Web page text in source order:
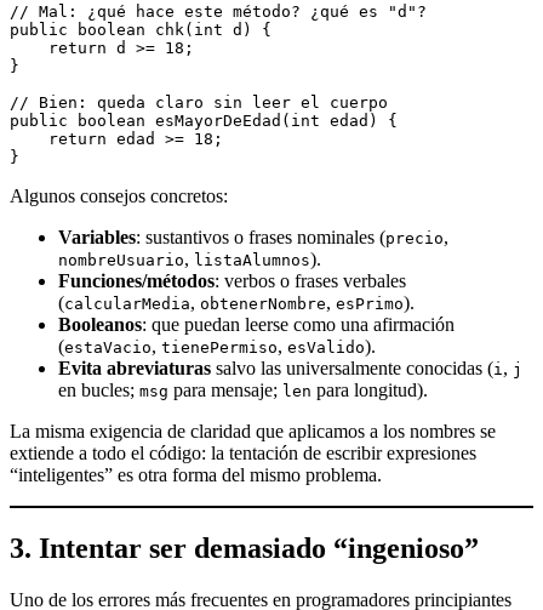
// Mal: ¿qué hace este método? ¿qué es "d"?
public boolean chk(int d) {
return d >= 18;
}
// Bien: queda claro sin leer el cuerpo
public boolean esMayorDeEdad(int edad) {
return edad >= 18;
}
Algunos consejos concretos:
Variables: sustantivos o frases nominales (precio,
nombreUsuario, listaAlumnos).
Funciones/métodos: verbos o frases verbales
(calcularMedia, obtenerNombre, esPrimo).
Booleanos: que puedan leerse como una afirmación
(estaVacio, tienePermiso, esValido).
Evita abreviaturas salvo las universalmente conocidas (i , j
en bucles; msg para mensaje; len para longitud).
La misma exigencia de claridad que aplicamos a los nombres se
extiende a todo el código: la tentación de escribir expresiones
“inteligentes” es otra forma del mismo problema.
3. Intentar ser demasiado “ingenioso”
Uno de los errores más frecuentes en programadores principiantes